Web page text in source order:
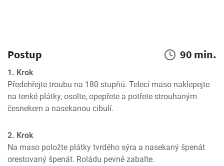
Postup 90 min.
1. Krok
Předehřejte troubu na 180 stupňů. Telecí maso naklepejte
na tenké plátky, osolte, opepřete a potřete strouhaným
česnekem a nasekanou cibulí.
2. Krok
Na maso položte plátky tvrdého sýra a nasekaný špenát
orestovaný špenát. Roládu pevně zabalte.